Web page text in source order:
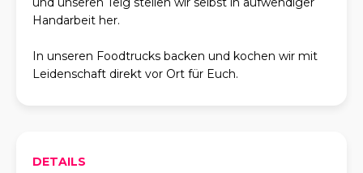
Handarbeit her.
In unseren Foodtrucks backen und kochen wir mit
Leidenschaft direkt vor Ort für Euch.
DETAILS